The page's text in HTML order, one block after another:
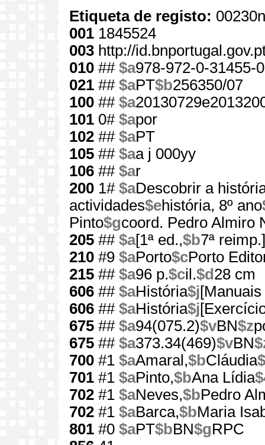
Etiqueta de registo:
001 1845524
003 http://
010 ## $a978-972-0-31455-0
021 ## $aPT$b256350/07
100 ## $a
101 0# $apor
102 ## $aPT
105 ## $aa j 000yy
106 ## $ar
200 1# $aDescobrir a
actividades$ehistória, 8º ano
Pinto$gcoord. Pedro Almiro
205 ## $a[1ª ed.,$b7ª reimp.]
210 #9 $aPorto$cPorto
215 ## $a96 p.$cil.$d 28 cm
606 ## $aHistória$j
606 ## $aHistória$j
675 ## $a94(075.2)$vBN$z
675 ## $a373.34(469)$vBN
700 #1 $aAmaral,$bCláudia
701 #1 $aPinto,$bAna Lídia
702 #1 $aNeves,$bPedro
702 #1 $aBarca,$bMaria
801 #0 $aPT$bBN$gRPC